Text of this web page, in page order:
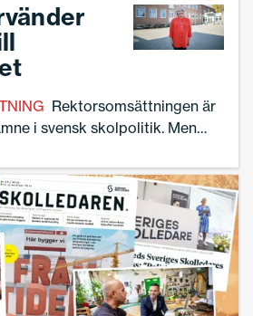
Rektorsomsättningen är
i svensk skolpolitik. Men
i Ånge återvände till skolans
boendechef under
säger hon.